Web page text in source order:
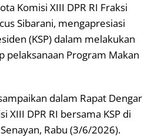
Komisi XIII DPR RI Fraksi
Sibarani, mengapresiasi
(KSP) dalam melakukan
pelaksanaan Program Makan
dalam Rapat Dengar
XIII DPR RI bersama KSP di
Rabu (3/6/2026).